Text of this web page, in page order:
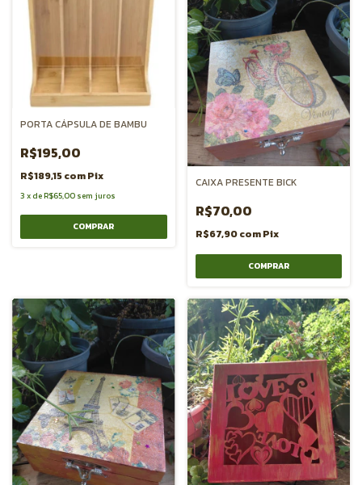
PORTA CÁPSULA DE BAMBU
R$195,00
R$189,15comPix
3 xdeR$65,00 sem juros
CAIXA PRESENTE BICK
R$70,00
R$67,90comPix